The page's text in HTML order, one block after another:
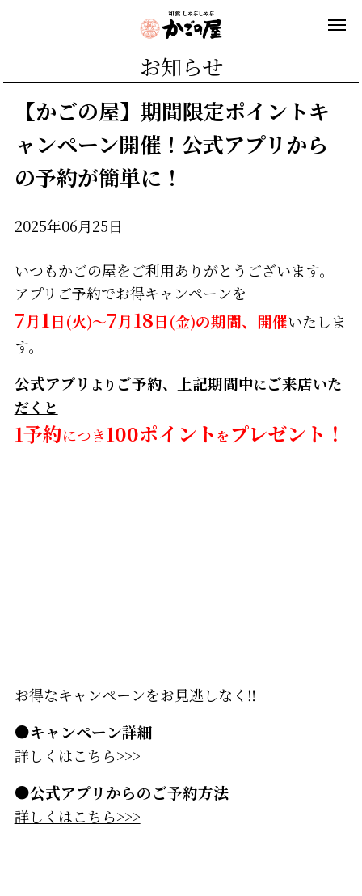
お知らせ
【かごの屋】期間限定ポイントキ
ャンペーン開催！公式アプリから
の予約が簡単に！
2025年06月25日
いつもかごの屋をご利用ありがとうございます。
アプリご予約でお得キャンペーンを
7月1 日(火)～7月18日(金)の期間、開催いたしま
す。
公式アプリ より ご予約、 上記期間中にご来店いた
だくと
1予約につき100ポイント をプレゼント！
お得なキャンペーンをお見逃しなく‼
●キャンペーン詳細
詳しくはこちら>>>
●公式アプリからのご予約方法
詳しくはこちら>>>